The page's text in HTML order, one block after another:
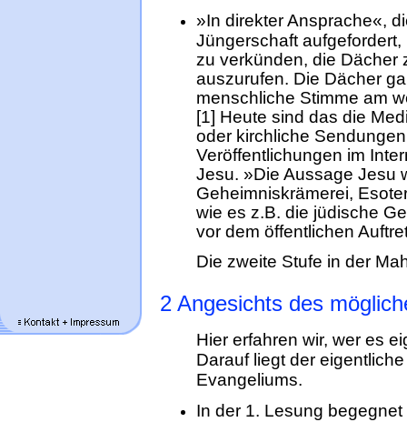
»In direkter Ansprache«,
Jüngerschaft
zu verkünden, die Dächer
auszurufen. Die Dächer
menschliche Stimme am
[1] Heute sind das die
oder kirchliche
Veröffentlichungen im
Jesu. »Die Aussage Jesu
Geheimniskrämerei,
wie es z.B. die jüdische
vor dem öffentlichen
Die zweite Stufe in der
2 Angesichts des
Hier erfahren wir, wer es
Darauf liegt der
Evangeliums.
In der 1. Lesung